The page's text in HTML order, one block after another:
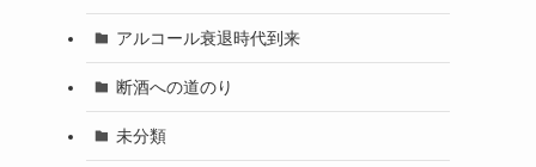
アルコール衰退時代到来
断酒への道のり
未分類